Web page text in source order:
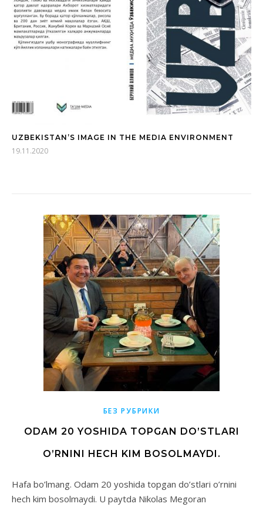
UZBEKISTAN’S IMAGE IN THE MEDIA ENVIRONMENT
19.11.2020
БЕЗ РУБРИКИ
ODAM 20 YOSHIDA TOPGAN DO’STLARI
O’RNINI HECH KIM BOSOLMAYDI.
Hafa bo’lmang. Odam 20 yoshida topgan do’stlari o’rnini
hech kim bosolmaydi. U paytda Nikolas Megoran